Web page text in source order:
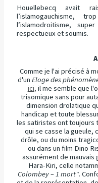
Houellebecq avait
l’islamogauchisme,
l’islamodroitisme,
respectueux et soumis.
Comme je l'ai précisé à
d'un Eloge des
ici, il me semble que
trisomique sans pour
dimension drolatique
handicap et toute
les satiristes ont toujours
qui se casse la gueule,
drôle, ou du moins
ou dans un film Dino
assurément de
Hara-Kiri, celle
Colombey – 1 mort".